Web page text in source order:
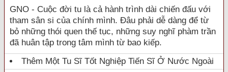
GNO - Cuộc đời tu là cả hành trình dài chiến đấu với
tham sân si của chính mình. Đâu phải dễ dàng để từ
bỏ những thói quen thế tục, những suy nghĩ phàm trần
đã huân tập trong tâm mình từ bao kiếp.
Thêm Một Tu Sĩ Tốt Nghiệp Tiến Sĩ Ở Nước Ngoài